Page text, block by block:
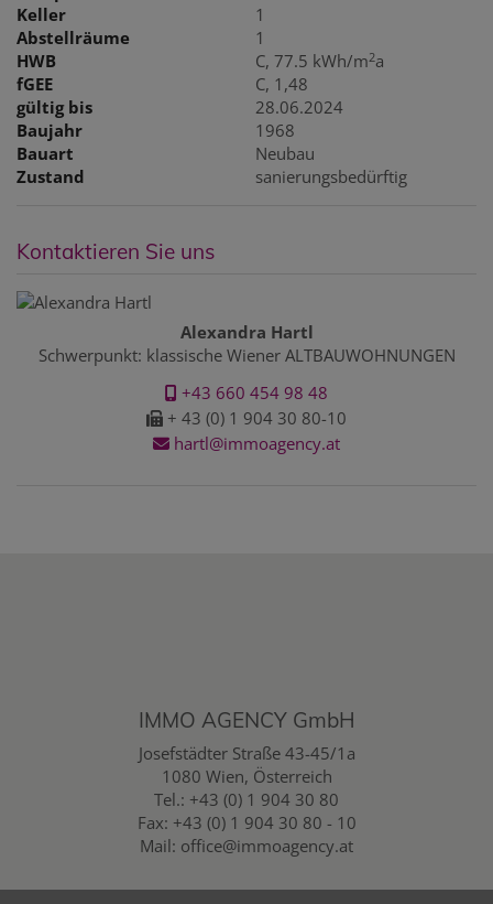
Keller
1
Abstellräume
1
HWB
C, 77.5 kWh/m2a
fGEE
C, 1,48
gültig bis
28.06.2024
Baujahr
1968
Bauart
Neubau
Zustand
sanierungsbedürftig
Kontaktieren Sie uns
Alexandra Hartl
Schwerpunkt: klassische Wiener ALTBAUWOHNUNGEN
+43 660 454 98 48
+ 43 (0) 1 904 30 80-10
hartl@immoagency.at
IMMO AGENCY GmbH
Josefstädter Straße 43-45/1a
1080 Wien, Österreich
Tel.: +43 (0) 1 904 30 80
Fax: +43 (0) 1 904 30 80 - 10
Mail: office@immoagency.at